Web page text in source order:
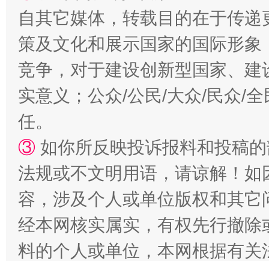
扯下公款旅游的“隐身衣” 如何以
自其它媒体，转载目的在于传
策及文化和展示国家的国际形
竞争，对于建设创新型国家、
实意义；公众/公民/大众/民众/
任。
③ 如你所反映投诉报料和投稿
法规或不文明用语，请谅解！
容，涉及个人或单位版权和其它
经本网核实属实，有权先行撤
料的个人或单位，本网根据有